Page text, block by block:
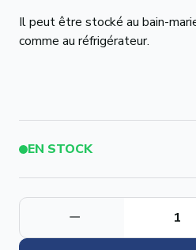
Il peut être stocké au bain-
comme au réfrigérateur.
EN STOCK